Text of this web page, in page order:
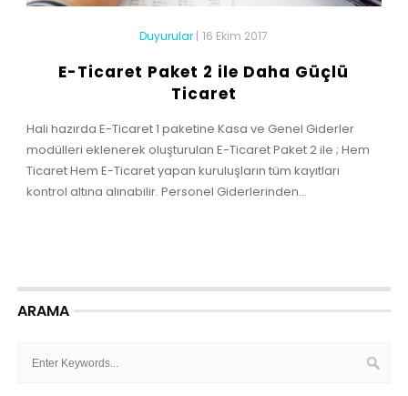
Duyurular | 16 Ekim 2017
E-Ticaret Paket 2 ile Daha Güçlü
Ticaret
Hali hazırda E-Ticaret 1 paketine Kasa ve Genel Giderler
modülleri eklenerek oluşturulan E-Ticaret Paket 2 ile ; Hem
Ticaret Hem E-Ticaret yapan kuruluşların tüm kayıtları
kontrol altına alınabilir. Personel Giderlerinden...
ARAMA